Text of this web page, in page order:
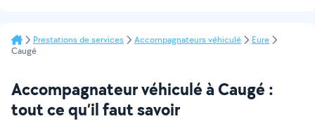
Prestations de services Accompagnateurs véhiculé
Eure
Caugé
Accompagnateur véhiculé à Caugé :
tout ce qu’il faut savoir